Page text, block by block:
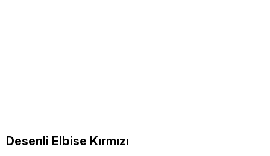
Desenli Elbise Kırmızı